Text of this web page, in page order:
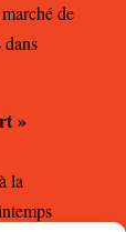
de
»
la